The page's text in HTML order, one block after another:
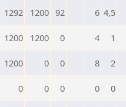
1292 1200 92 6 4,5
1200 1200 0 4 1
1200 0 0 8 2
0 0 0 0 0